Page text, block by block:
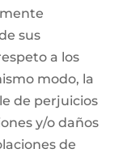
sus
a los
modo, la
de perjuicios
y/o daños
de